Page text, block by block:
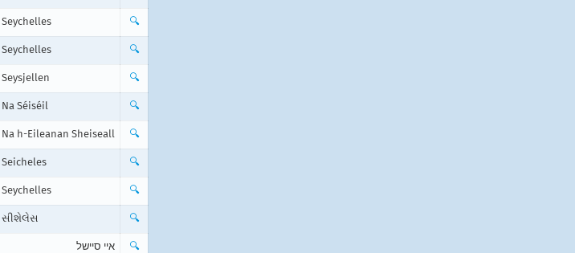
Seychelles 🔍
Seychelles 🔍
Seysjellen 🔍
Na Séiséil 🔍
Na h-Eileanan Sheiseall 🔍
Seicheles 🔍
Seychelles 🔍
સીશેલેસ 🔍
איי סיישל 🔍